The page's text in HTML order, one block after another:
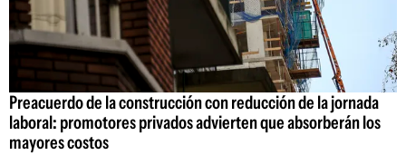
Preacuerdo de la construcción con reducción de la jornada
laboral: promotores privados advierten que absorberán los
mayores costos